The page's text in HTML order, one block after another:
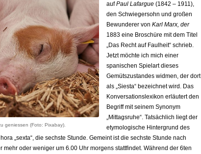
geniessen (Foto: Pixabay).
aufPaul Lafargue (1842 – 1911),
den Schwiegersohn und großen
Bewunderer von Karl Marx, der
1883 eine Broschüre mit dem Titel
„Das Recht auf Faulheit“ schrieb.
Jetzt möchte ich mich einer
spanischen Spielart dieses
Gemütszustandes widmen, der dort
als „Siesta“ bezeichnet wird. Das
Konversationslexikon erläutert den
Begriff mit seinem Synonym
„Mittagsruhe“. Tatsächlich liegt der
etymologische Hintergrund des
„sexta“, die sechste Stunde. Gemeint ist die sechste Stunde nach
oder weniger um 6.00 Uhr morgens stattfindet. Während der 6ten